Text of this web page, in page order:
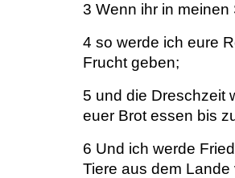
3 Wenn ihr in
4 so werde ich eure
Frucht geben;
5 und die Dreschzeit
euer Brot essen bis
6 Und ich werde
Tiere aus dem